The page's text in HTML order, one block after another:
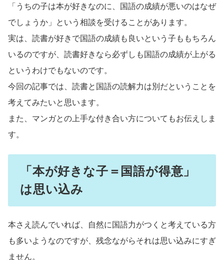
「うちの子は本が好きなのに、国語の成績が悪いのはなぜ
でしょうか」という相談を受けることがあります。
実は、読書が好きで国語の成績も良いという子ももちろん
いるのですが、読書好きなら必ずしも国語の成績が上がる
というわけでもないのです。
今回の記事では、読書と国語の読解力は別だということを
考えてみたいと思います。
また、マンガとの上手な付き合い方についてもお伝えしま
す。
「本が好きな子＝国語が得意」
は思い込み
本さえ読んでいれば、自然に国語力がつくと考えている方
も多いようなのですが、残念ながらそれは思い込みにすぎ
ません。